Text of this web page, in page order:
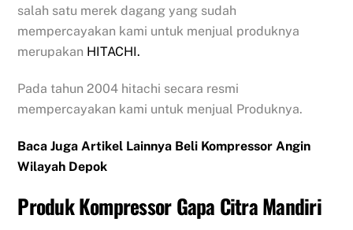
salah satu merek dagang yang sudah
mempercayakan kami untuk menjual produknya
merupakan HITACHI.
Pada tahun 2004 hitachi secara resmi
mempercayakan kami untuk menjual Produknya.
Baca Juga Artikel Lainnya Beli Kompressor Angin
Wilayah Depok
Produk Kompressor Gapa Citra Mandiri